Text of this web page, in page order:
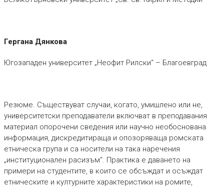
Гергана Дянкова
Югозападен университет „Неофит Рилски“ – Благоевград
Резюме. Съществуват случаи, когато, умишлено или не,
университетски преподаватели включват в преподавания
материал опорочени сведения или научно необоснована
информация, дискредитираща и опозоряваща ромската
етническа група и са носители на така наречения
„институционален расизъм“. Практика е даването на
примери на студентите, в които се обсъждат и осъждат
етническите и културните характеристики на ромите,